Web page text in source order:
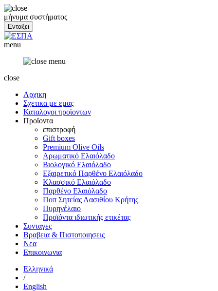
μήνυμα συστήματος
menu
close
Αρχικη
Σχετικα με εμας
Καταλογοι προϊοντων
Προϊοντα
επιστροφή
Gift boxes
Premium Olive Oils
Αρωματικό Ελαιόλαδο
Βιολογικό Ελαιόλαδο
Εξαιρετικό Παρθένο Ελαιόλαδο
Κλασσικό Ελαιόλαδο
Παρθένο Ελαιόλαδο
Ποπ Σητείας Λασιθίου Κρήτης
Πυρηνέλαιο
Προϊόντα ιδιωτικής ετικέτας
Συνταγες
Βραβεια & Πιστοποιησεις
Νεα
Επικοινωνια
Ελληνικά
/
English